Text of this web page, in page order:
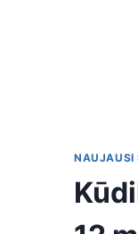
NAUJAUSI